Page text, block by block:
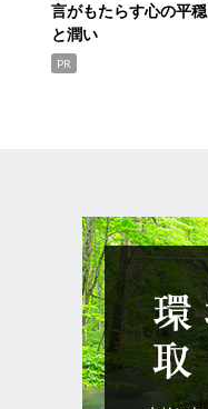
言がもたらす心の平穏
と潤い
PR